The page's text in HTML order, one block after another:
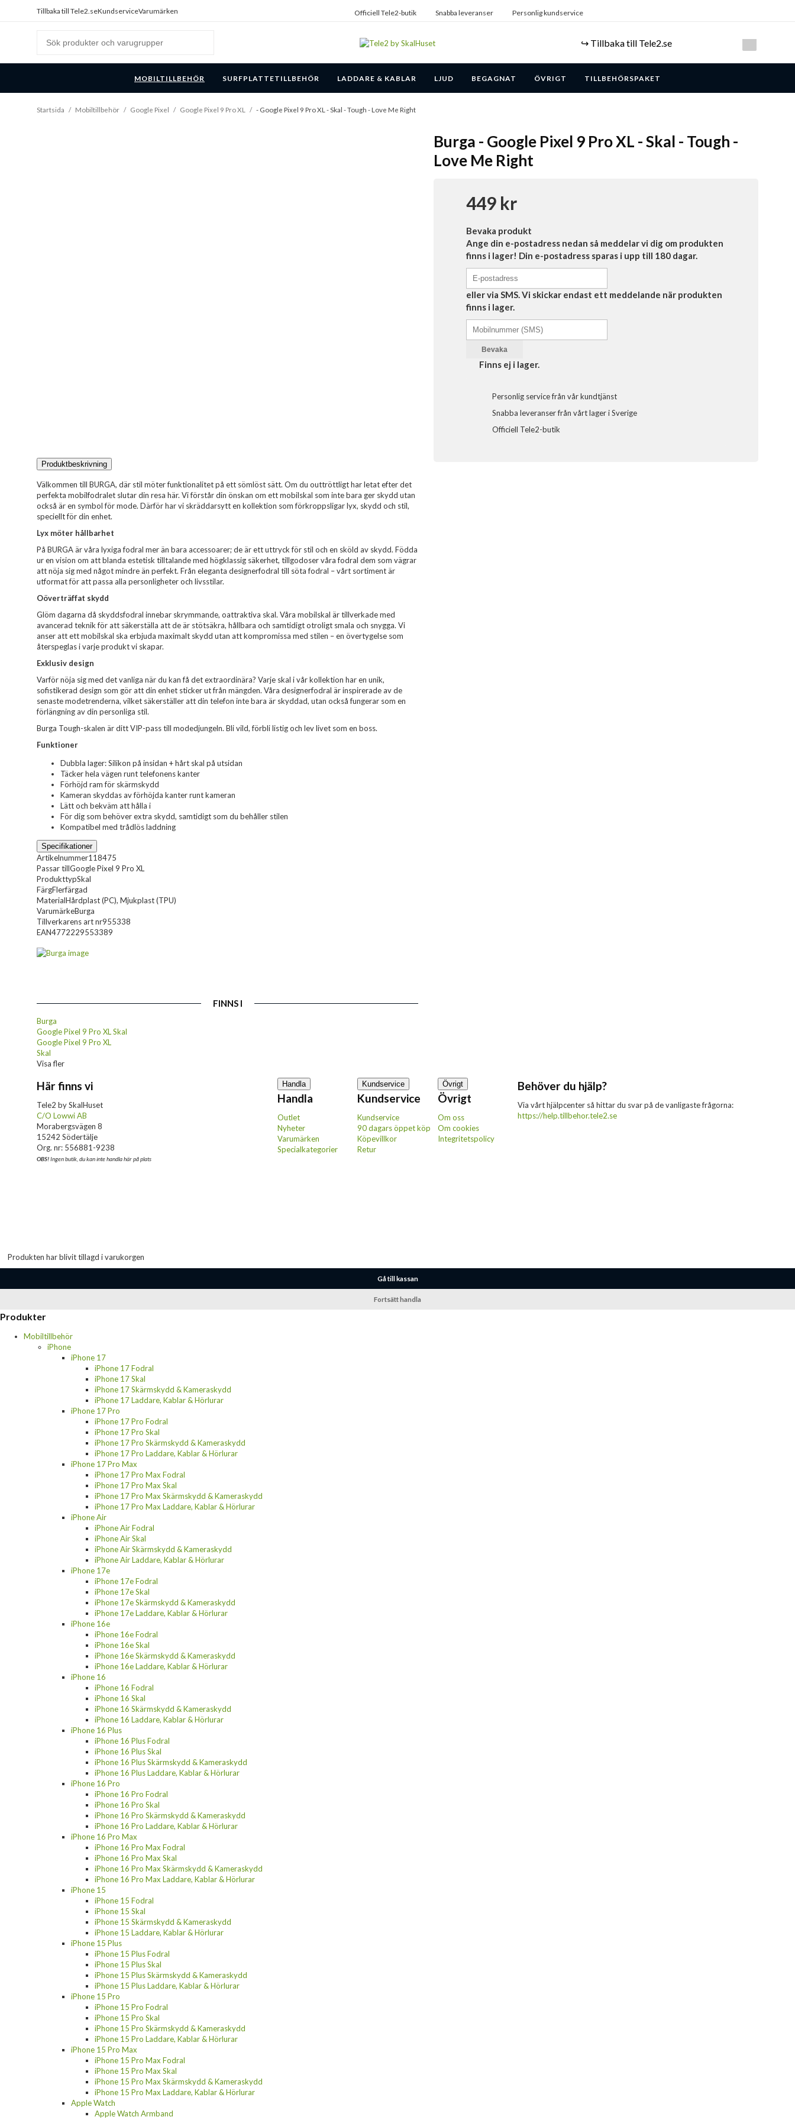
Tillbaka till Tele2.seKundserviceVarumärken Officiell Tele2-butik Snabba leveranser Personlig kundservice
↪️ Tillbaka till Tele2.se
MOBILTILLBEHÖR SURFPLATTETILLBEHÖR LADDARE & KABLAR LJUD BEGAGNAT ÖVRIGT TILLBEHÖRSPAKET
Startsida / Mobiltillbehör / Google Pixel / Google Pixel 9 Pro XL / - Google Pixel 9 Pro XL - Skal - Tough - Love Me Right
Burga - Google Pixel 9 Pro XL - Skal - Tough -
Love Me Right
449 kr
Bevaka produkt
Ange din e-postadress nedan så meddelar vi dig om produkten
finns i lager! Din e-postadress sparas i upp till 180 dagar.
eller via SMS. Vi skickar endast ett meddelande när produkten
finns i lager.
Bevaka
Finns ej i lager.
Personlig service från vår kundtjänst
Snabba leveranser från vårt lager i Sverige
Officiell Tele2-butik
Produktbeskrivning
Välkommen till BURGA, där stil möter funktionalitet på ett sömlöst sätt. Om du outtröttligt har letat efter det
perfekta mobilfodralet slutar din resa här. Vi förstår din önskan om ett mobilskal som inte bara ger skydd utan
också är en symbol för mode. Därför har vi skräddarsytt en kollektion som förkroppsligar lyx, skydd och stil,
speciellt för din enhet.
Lyx möter hållbarhet
På BURGA är våra lyxiga fodral mer än bara accessoarer; de är ett uttryck för stil och en sköld av skydd. Födda
ur en vision om att blanda estetisk tilltalande med högklassig säkerhet, tillgodoser våra fodral dem som vägrar
att nöja sig med något mindre än perfekt. Från eleganta designerfodral till söta fodral – vårt sortiment är
utformat för att passa alla personligheter och livsstilar.
Oöverträffat skydd
Glöm dagarna då skyddsfodral innebar skrymmande, oattraktiva skal. Våra mobilskal är tillverkade med
avancerad teknik för att säkerställa att de är stötsäkra, hållbara och samtidigt otroligt smala och snygga. Vi
anser att ett mobilskal ska erbjuda maximalt skydd utan att kompromissa med stilen – en övertygelse som
återspeglas i varje produkt vi skapar.
Exklusiv design
Varför nöja sig med det vanliga när du kan få det extraordinära? Varje skal i vår kollektion har en unik,
sofistikerad design som gör att din enhet sticker ut från mängden. Våra designerfodral är inspirerade av de
senaste modetrenderna, vilket säkerställer att din telefon inte bara är skyddad, utan också fungerar som en
förlängning av din personliga stil.
Burga Tough-skalen är ditt VIP-pass till modedjungeln. Bli vild, förbli listig och lev livet som en boss.
Funktioner
Dubbla lager: Silikon på insidan + hårt skal på utsidan
Täcker hela vägen runt telefonens kanter
Förhöjd ram för skärmskydd
Kameran skyddas av förhöjda kanter runt kameran
Lätt och bekväm att hålla i
För dig som behöver extra skydd, samtidigt som du behåller stilen
Kompatibel med trådlös laddning
Specifikationer
Artikelnummer118475
Passar tillGoogle Pixel 9 Pro XL
ProdukttypSkal
FärgFlerfärgad
MaterialHårdplast (PC), Mjukplast (TPU)
VarumärkeBurga
Tillverkarens art nr955338
EAN4772229553389
FINNS I
Burga
Google Pixel 9 Pro XL Skal
Google Pixel 9 Pro XL
Skal
Visa fler
Här finns vi
Tele2 by SkalHuset
C/O Lowwi AB
Morabergsvägen 8
15242 Södertälje
Org. nr: 556881-9238
OBS!Ingen butik, du kan inte handla här på plats
Handla
Handla
Outlet
Nyheter
Varumärken
Specialkategorier
Kundservice
Kundservice
Kundservice
90 dagars öppet köp
Köpevillkor
Retur
Övrigt
Övrigt
Om oss
Om cookies
Integritetspolicy
Behöver du hjälp?
Via vårt hjälpcenter så hittar du svar på de vanligaste frågorna:
https://help.tillbehor.tele2.se
Produkten har blivit tillagd i varukorgen
Gå till kassan
Fortsätt handla
Produkter
Mobiltillbehör
iPhone
iPhone 17
iPhone 17 Fodral
iPhone 17 Skal
iPhone 17 Skärmskydd & Kameraskydd
iPhone 17 Laddare, Kablar & Hörlurar
iPhone 17 Pro
iPhone 17 Pro Fodral
iPhone 17 Pro Skal
iPhone 17 Pro Skärmskydd & Kameraskydd
iPhone 17 Pro Laddare, Kablar & Hörlurar
iPhone 17 Pro Max
iPhone 17 Pro Max Fodral
iPhone 17 Pro Max Skal
iPhone 17 Pro Max Skärmskydd & Kameraskydd
iPhone 17 Pro Max Laddare, Kablar & Hörlurar
iPhone Air
iPhone Air Fodral
iPhone Air Skal
iPhone Air Skärmskydd & Kameraskydd
iPhone Air Laddare, Kablar & Hörlurar
iPhone 17e
iPhone 17e Fodral
iPhone 17e Skal
iPhone 17e Skärmskydd & Kameraskydd
iPhone 17e Laddare, Kablar & Hörlurar
iPhone 16e
iPhone 16e Fodral
iPhone 16e Skal
iPhone 16e Skärmskydd & Kameraskydd
iPhone 16e Laddare, Kablar & Hörlurar
iPhone 16
iPhone 16 Fodral
iPhone 16 Skal
iPhone 16 Skärmskydd & Kameraskydd
iPhone 16 Laddare, Kablar & Hörlurar
iPhone 16 Plus
iPhone 16 Plus Fodral
iPhone 16 Plus Skal
iPhone 16 Plus Skärmskydd & Kameraskydd
iPhone 16 Plus Laddare, Kablar & Hörlurar
iPhone 16 Pro
iPhone 16 Pro Fodral
iPhone 16 Pro Skal
iPhone 16 Pro Skärmskydd & Kameraskydd
iPhone 16 Pro Laddare, Kablar & Hörlurar
iPhone 16 Pro Max
iPhone 16 Pro Max Fodral
iPhone 16 Pro Max Skal
iPhone 16 Pro Max Skärmskydd & Kameraskydd
iPhone 16 Pro Max Laddare, Kablar & Hörlurar
iPhone 15
iPhone 15 Fodral
iPhone 15 Skal
iPhone 15 Skärmskydd & Kameraskydd
iPhone 15 Laddare, Kablar & Hörlurar
iPhone 15 Plus
iPhone 15 Plus Fodral
iPhone 15 Plus Skal
iPhone 15 Plus Skärmskydd & Kameraskydd
iPhone 15 Plus Laddare, Kablar & Hörlurar
iPhone 15 Pro
iPhone 15 Pro Fodral
iPhone 15 Pro Skal
iPhone 15 Pro Skärmskydd & Kameraskydd
iPhone 15 Pro Laddare, Kablar & Hörlurar
iPhone 15 Pro Max
iPhone 15 Pro Max Fodral
iPhone 15 Pro Max Skal
iPhone 15 Pro Max Skärmskydd & Kameraskydd
iPhone 15 Pro Max Laddare, Kablar & Hörlurar
Apple Watch
Apple Watch Armband